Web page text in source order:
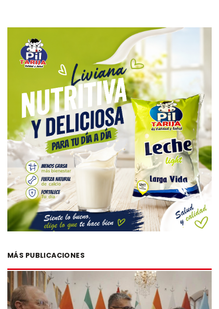
MÁS PUBLICACIONES